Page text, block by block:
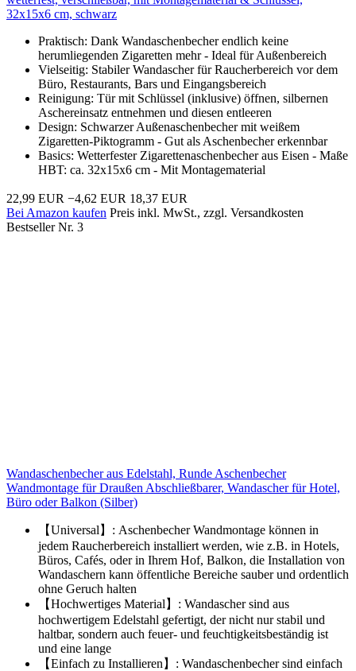
32x15x6 cm, schwarz
Praktisch: Dank Wandaschenbecher endlich keine
herumliegenden Zigaretten mehr - Ideal für Außenbereich
Vielseitig: Stabiler Wandascher für Raucherbereich vor dem
Büro, Restaurants, Bars und Eingangsbereich
Reinigung: Tür mit Schlüssel (inklusive) öffnen, silbernen
Aschereinsatz entnehmen und diesen entleeren
Design: Schwarzer Außenaschenbecher mit weißem
Zigaretten-Piktogramm - Gut als Aschenbecher erkennbar
Basics: Wetterfester Zigarettenaschenbecher aus Eisen - Maße
HBT: ca. 32x15x6 cm - Mit Montagematerial
22,99 EUR −4,62 EUR 18,37 EUR
Bei Amazon kaufen Preis inkl. MwSt., zzgl. Versandkosten
Bestseller Nr. 3
Wandaschenbecher aus Edelstahl, Runde Aschenbecher
Wandmontage für Draußen Abschließbarer, Wandascher für Hotel,
Büro oder Balkon (Silber)
【Universal】: Aschenbecher Wandmontage können in
jedem Raucherbereich installiert werden, wie z.B. in Hotels,
Büros, Cafés, oder in Ihrem Hof, Balkon, die Installation von
Wandaschern kann öffentliche Bereiche sauber und ordentlich
ohne Geruch halten
【Hochwertiges Material】: Wandascher sind aus
hochwertigem Edelstahl gefertigt, der nicht nur stabil und
haltbar, sondern auch feuer- und feuchtigkeitsbeständig ist
und eine lange
【Einfach zu Installieren】: Wandaschenbecher sind einfach